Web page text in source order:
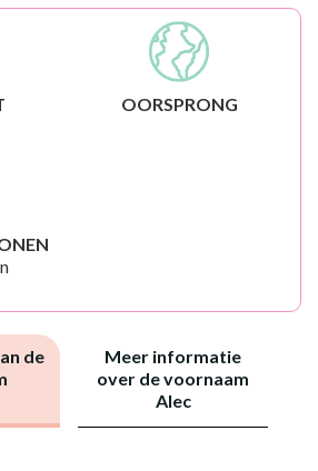
OORSPRONG
de
Meer informatie
over de voornaam
Alec